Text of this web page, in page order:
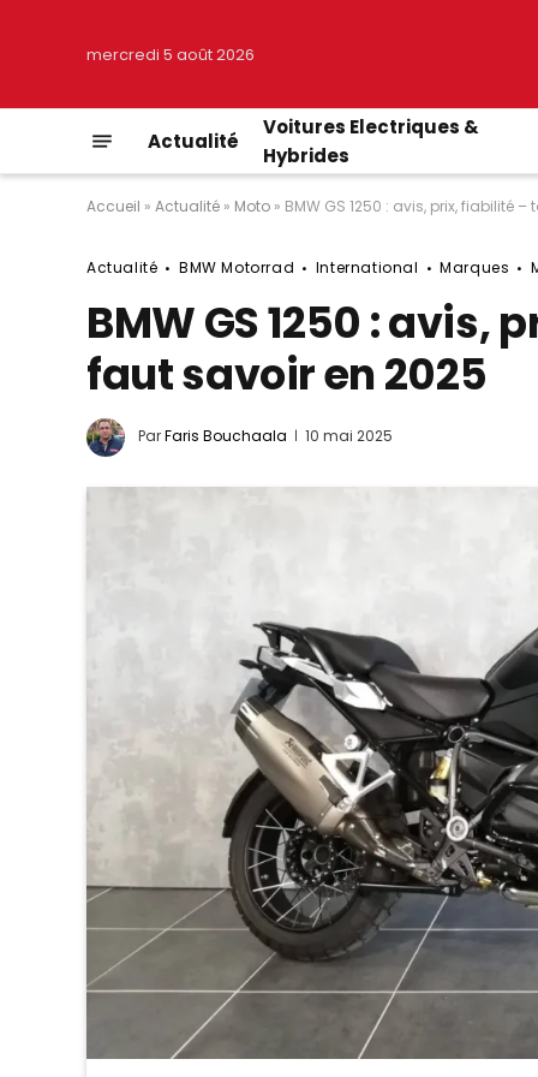
mercredi 5 août 2026
Actualité
Voitures Electriques &
Hybrides
Accueil » Actualité » Moto » BMW GS 1250 : avis, prix, fiabilité
Actualité BMW Motorrad International Marques
BMW GS 1250 : avis,
faut savoir en 2025
ParFaris Bouchaala 10 mai 2025